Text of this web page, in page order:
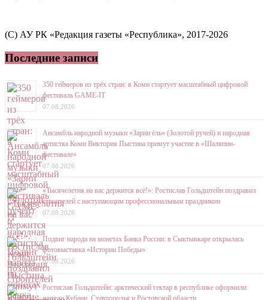
(C) АУ РК «Редакция газеты «Республика», 2017-2026
Последние записи
350 геймеров из трёх стран: в Коми стартует масштабный цифровой
фестиваль GAME-IT
07.08.2026
Ансамбль народной музыки «Зарни ёль» (Золотой ручей) и народная
артистка Коми Виктория Пыстина примут участие в «Шаляпин-
фестивале»
07.08.2026
«Тысячелетия на вас держится всё!»: Ростислав Гольдштейн поздравил
строителей с наступающим профессиональным праздником
07.08.2026
Подвиг народа на монетах Банка России: в Сыктывкаре открылась
фотовыставка «Истории Победы»
07.08.2026
Ростислав Гольдштейн: арктический гектар в республике оформили
жители Кубани, Ставрополья и Ростовской области